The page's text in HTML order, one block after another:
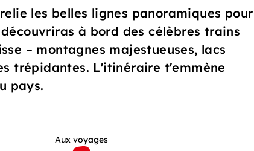
les belles lignes panoramiques pour
à bord des célèbres trains
– montagnes majestueuses, lacs
trépidantes. L'itinéraire t'emmène
pays.
Aux voyages